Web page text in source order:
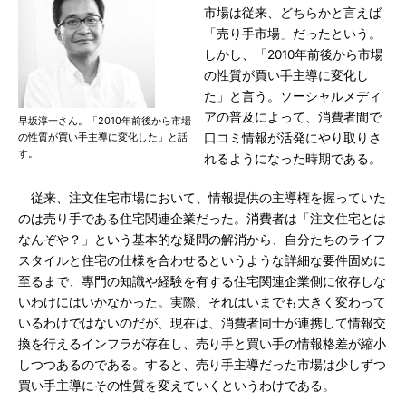
早坂淳一さん。「2010年前後から市場
の性質が買い手主導に変化した」と話
す。
市場は従来、どちらかと言えば
「売り手市場」だったという。
しかし、「2010年前後から市場
の性質が買い手主導に変化し
た」と言う。ソーシャルメディ
アの普及によって、消費者間で
口コミ情報が活発にやり取りさ
れるようになった時期である。
従来、注文住宅市場において、情報提供の主導権を握っていた
のは売り手である住宅関連企業だった。消費者は「注文住宅とは
なんぞや？」という基本的な疑問の解消から、自分たちのライフ
スタイルと住宅の仕様を合わせるというような詳細な要件固めに
至るまで、專門の知識や経験を有する住宅関連企業側に依存しな
いわけにはいかなかった。実際、それはいまでも大きく変わって
いるわけではないのだが、現在は、消費者同士が連携して情報交
換を行えるインフラが存在し、売り手と買い手の情報格差が縮小
しつつあるのである。すると、売り手主導だった市場は少しずつ
買い手主導にその性質を変えていくというわけである。